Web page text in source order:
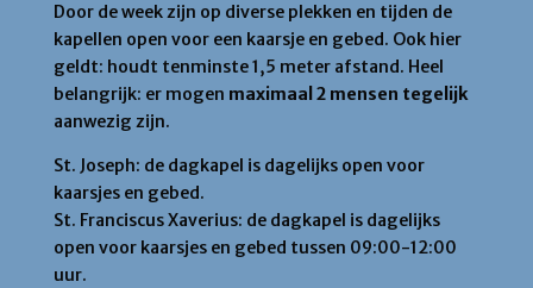
Door de week zijn op diverse plekken en tijden de
kapellen open voor een kaarsje en gebed. Ook hier
geldt: houdt tenminste 1,5 meter afstand. Heel
belangrijk: er mogen maximaal 2 mensen tegelijk
aanwezig zijn.
St. Joseph: de dagkapel is dagelijks open voor
kaarsjes en gebed.
St. Franciscus Xaverius: de dagkapel is dagelijks
open voor kaarsjes en gebed tussen 09:00-12:00
uur.